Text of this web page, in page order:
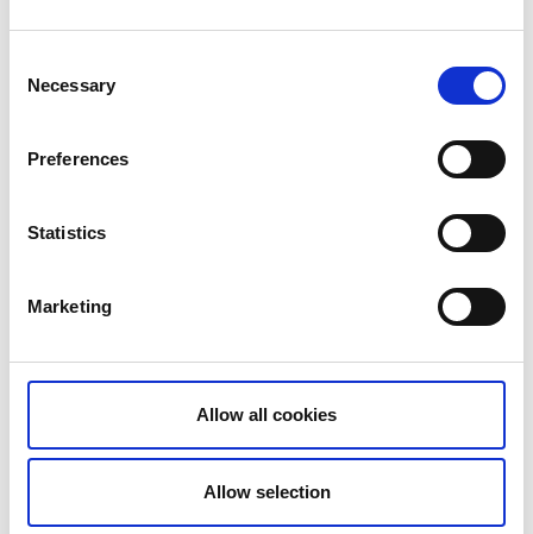
Selection
Necessary
Preferences
Statistics
Marketing
Allow all cookies
Allow selection
Hälleviksstrand kan du också spela tennis och boule.
Gammalt fiskeläge
Första gången Hälleviksstrand omnämns i skriftkällor
är 1617 och under 1700-talets sillperiod blomstrade
orten med sillsalteri som lockade bönder från Orusts